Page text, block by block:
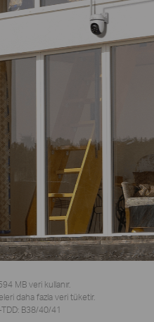
MB veri kullanır.
daha fazla veri tüketir.
B38/40/41